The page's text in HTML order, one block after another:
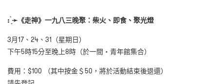
: ̗̀➛《走神》一九八三晚聚：柴火、即食、聚光燈
3月17、24、31（星期日）
下午5時15分至晚上8時（於一間・青年館集合）
費用：$100 （其中按金＄50，將於活動結束後退還）